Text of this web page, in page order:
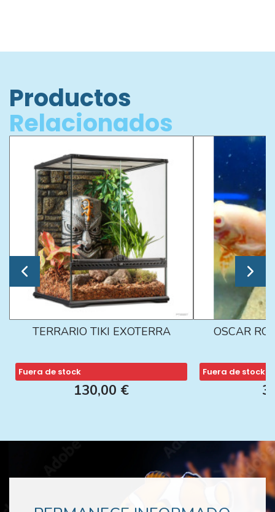
Productos
Relacionados
TERRARIO TIKI EXOTERRA
Fuera de stock
130,00 €
OSCAR
Fuera de stock